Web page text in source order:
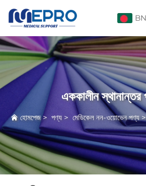
BN
এককালীন স্থানান্তর
হোমপেজ> পণ্য > মেডিকেল নন-ওয়োভেন পণ্য